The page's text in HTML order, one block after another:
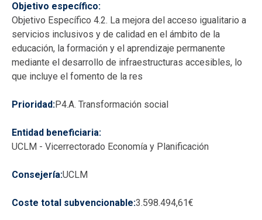
Objetivo específico
Objetivo Específico 4.2. La mejora del acceso igualitario a
servicios inclusivos y de calidad en el ámbito de la
educación, la formación y el aprendizaje permanente
mediante el desarrollo de infraestructuras accesibles, lo
que incluye el fomento de la res
Prioridad P4.A. Transformación social
Entidad beneficiaria
UCLM - Vicerrectorado Economía y Planificación
Consejería UCLM
Coste total subvencionable 3.598.494,61€